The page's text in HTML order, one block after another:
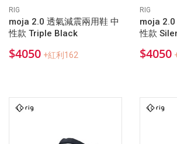
RIG
moja 2.0 透氣減震兩用鞋 中
性款 Triple Black
$4050 +紅利162
RIG
moja 2.0
性款
$4050